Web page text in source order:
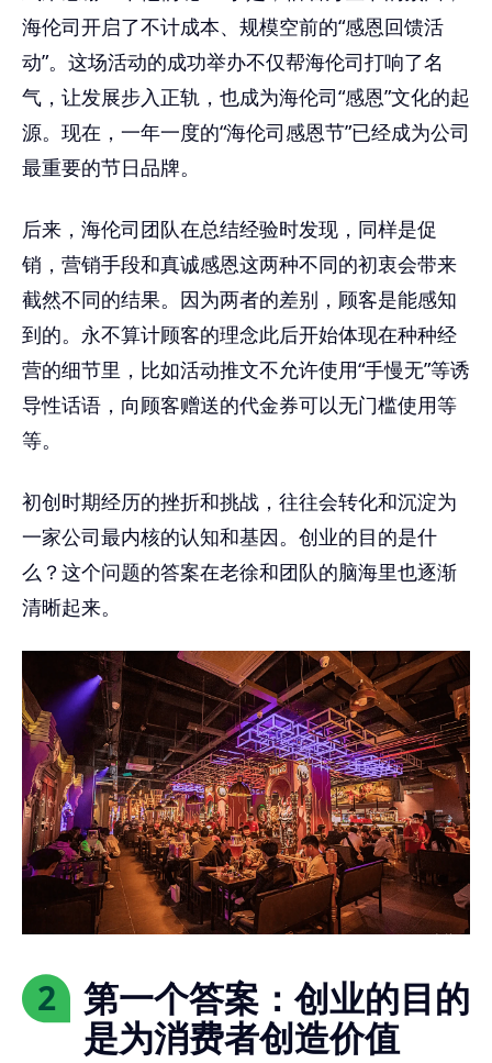
海伦司开启了不计成本、规模空前的“感恩回馈活
动”。这场活动的成功举办不仅帮海伦司打响了名
气，让发展步入正轨，也成为海伦司“感恩”文化的起
源。现在，一年一度的“海伦司感恩节”已经成为公司
最重要的节日品牌。
后来，海伦司团队在总结经验时发现，同样是促
销，营销手段和真诚感恩这两种不同的初衷会带来
截然不同的结果。因为两者的差别，顾客是能感知
到的。永不算计顾客的理念此后开始体现在种种经
营的细节里，比如活动推文不允许使用“手慢无”等诱
导性话语，向顾客赠送的代金券可以无门槛使用等
等。
初创时期经历的挫折和挑战，往往会转化和沉淀为
一家公司最内核的认知和基因。创业的目的是什
么？这个问题的答案在老徐和团队的脑海里也逐渐
清晰起来。
2
第一个答案：创业的目的
是为消费者创造价值